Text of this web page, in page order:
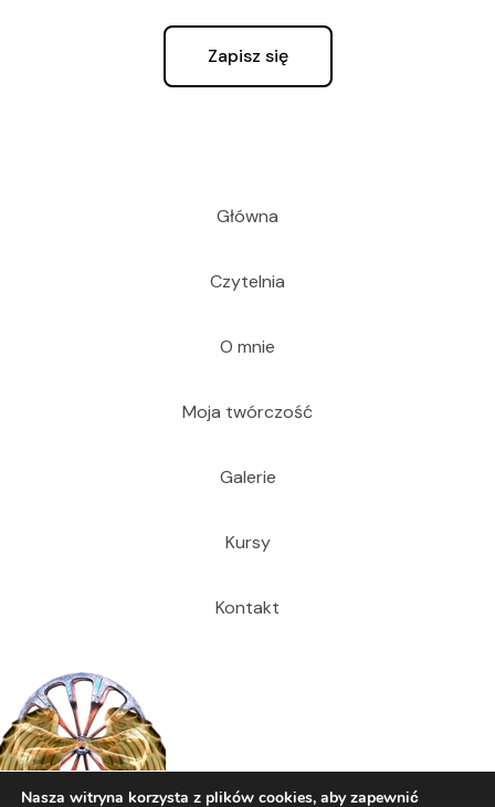
Zapisz się
Główna
Czytelnia
O mnie
Moja twórczość
Galerie
Kursy
Kontakt
Nasza witryna korzysta z plików cookies, aby zapewnić